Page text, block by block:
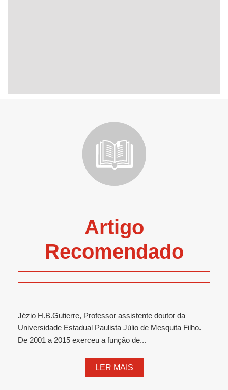
Artigo
Recomendado
Jézio H.B.Gutierre, Professor assistente doutor da
Universidade Estadual Paulista Júlio de Mesquita Filho.
De 2001 a 2015 exerceu a função de...
LER MAIS